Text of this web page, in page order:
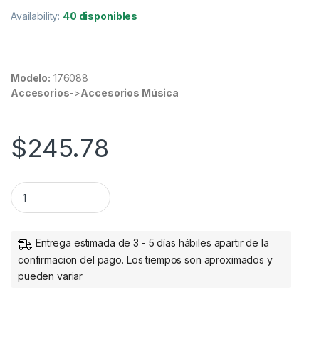
Availability: 40 disponibles
Modelo: 176088
Accesorios->Accesorios Música
$245.78
Auriculares de Gaming Manhattan Cableado Sobre la
Entrega estimada de 3 - 5 días hábiles apartir de la
confirmacion del pago. Los tiempos son aproximados y
pueden variar